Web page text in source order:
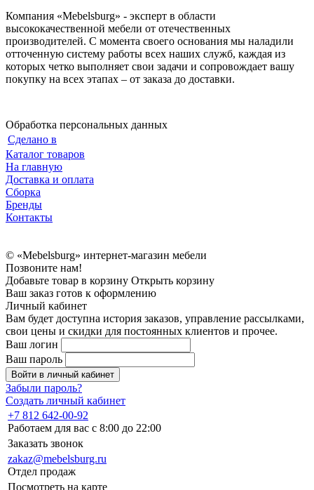
Компания «Mebelsburg» - эксперт в области
высококачественной мебели от отечественных
производителей. С момента своего основания мы наладили
отточенную систему работы всех наших служб, каждая из
которых четко выполняет свои задачи и сопровождает вашу
покупку на всех этапах – от заказа до доставки.
Обработка персональных данных
Сделано в
Каталог товаров
На главную
Доставка и оплата
Сборка
Бренды
Контакты
© «Mebelsburg» интернет-магазин мебели
Позвоните нам!
Добавьте товар в корзину Открыть корзину
Ваш заказ готов к оформлению
Личный кабинет
Вам будет доступна история заказов, управление рассылками,
свои цены и скидки для постоянных клиентов и прочее.
Ваш логин
Ваш пароль
Войти в личный кабинет
Забыли пароль?
Создать личный кабинет
+7 812 642-00-92
Работаем для вас с 8:00 до 22:00
Заказать звонок
zakaz@mebelsburg.ru
Отдел продаж
Посмотреть на карте